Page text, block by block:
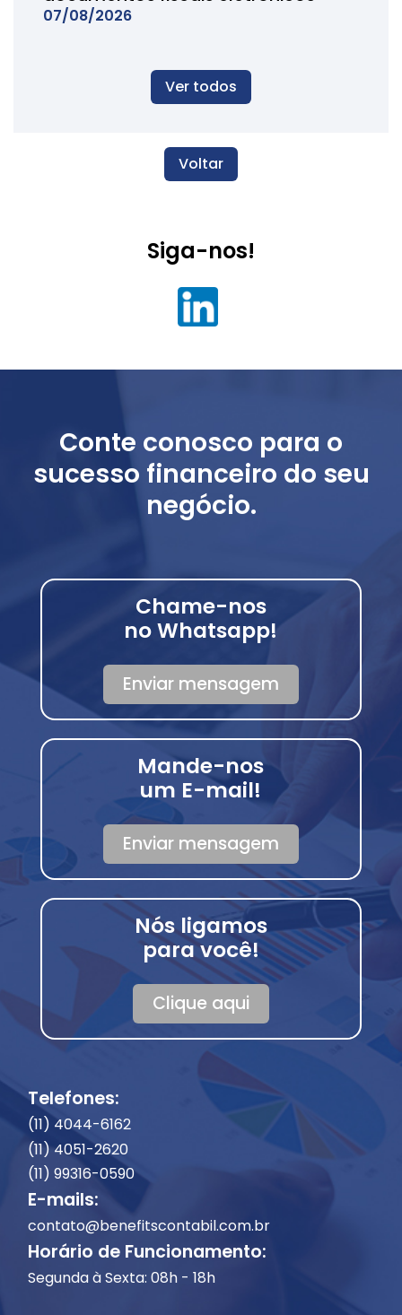
07/08/2026
Ver todos
Voltar
Siga-nos!
Conte conosco para o
sucesso financeiro do seu
negócio.
Chame-nos
no Whatsapp!
Enviar mensagem
Mande-nos
um E-mail!
Enviar mensagem
Nós ligamos
para você!
Clique aqui
Telefones:
(11) 4044-6162
(11) 4051-2620
(11) 99316-0590
E-mails:
contato@benefitscontabil.com.br
Horário de Funcionamento:
Segunda à Sexta: 08h - 18h